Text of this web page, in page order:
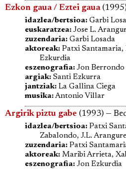
Ezkon gaua / Eztei gaua
idazlea/bertsioa: Garbi
euskaratzea: Jose L.
zuzendaria: Garbi Losada
aktoreak: Patxi Santamaria,
Ezkurdia
eszenografia: Jon Berrondo
argiak: Santi Ezkurra
jantziak: La Gallina Ciega
musika:Antonio Villar
Argirik piztu gabe (1993) —
idazlea/bertsioa: Patxi
Zabalondo, J.L.
zuzendaria: Patxi
aktoreak: Maribi Arrieta,
eszenografia: Jon Ezkurdia